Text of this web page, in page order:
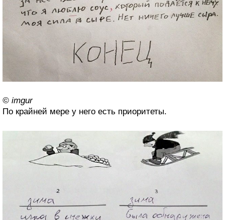
© imgur
По крайней мере у него есть приоритеты.